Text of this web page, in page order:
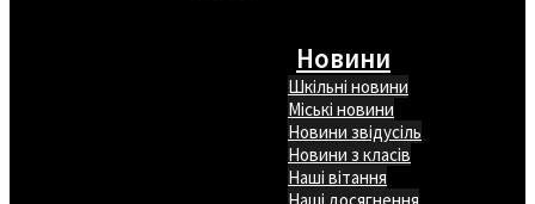
Новини
Шкільні новини
Міські новини
Новини звідусіль
Новини з класів
Наші вітання